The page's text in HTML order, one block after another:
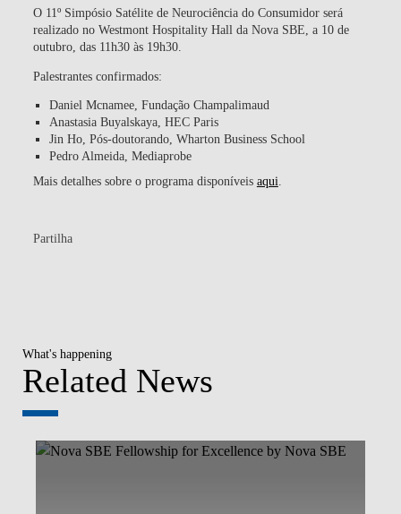
O 11º Simpósio Satélite de Neurociência do Consumidor será
realizado no Westmont Hospitality Hall da Nova SBE, a 10 de
outubro, das 11h30 às 19h30.
Palestrantes confirmados:
Daniel Mcnamee, Fundação Champalimaud
Anastasia Buyalskaya, HEC Paris
Jin Ho, Pós-doutorando, Wharton Business School
Pedro Almeida, Mediaprobe
Mais detalhes sobre o programa disponíveis aqui.
Partilha
What's happening
Related News